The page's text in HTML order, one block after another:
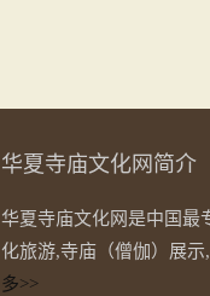
华夏寺庙文化网简介
华夏寺庙文化网是中国最
化旅游,寺庙（僧伽）展
多>>